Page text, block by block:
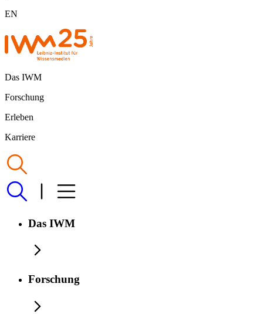
EN
Das IWM
Forschung
Erleben
Karriere
Das IWM
Forschung